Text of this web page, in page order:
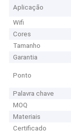
Aplicação
Wifi
Cores
Tamanho
Garantia
Ponto
Palavra chave
MOQ
Materiais
Certificado